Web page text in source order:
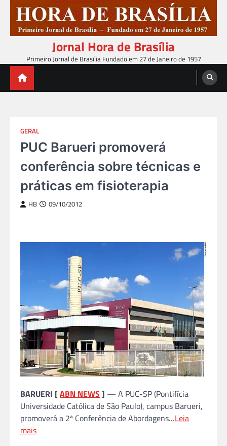
content
Jornal Hora de Brasília
Primeiro Jornal de Brasília Fundado em 27 de Janeiro de 1957
GERAL
PUC Barueri promoverá
conferência sobre técnicas e
práticas em fisioterapia
HB 09/10/2012
BARUERI [ABN NEWS ] — A PUC-SP (Pontifícia
Universidade Católica de São Paulo), campus Barueri,
promoverá a 2ª Conferência de Abordagens…Leia
mais